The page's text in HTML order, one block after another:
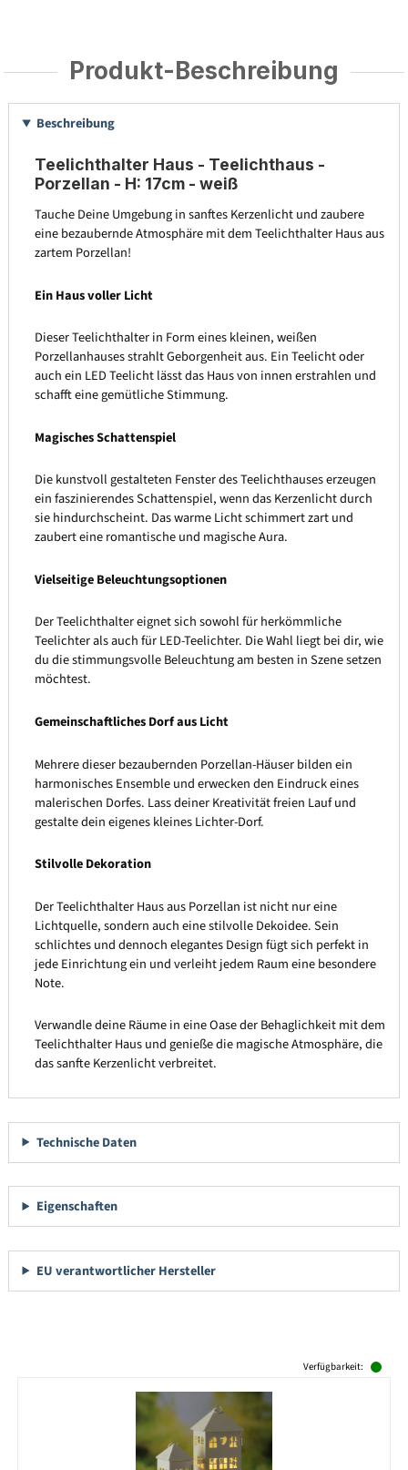
Produkt-Beschreibung
Beschreibung
Teelichthalter Haus - Teelichthaus -
Porzellan - H: 17cm - weiß
Tauche Deine Umgebung in sanftes Kerzenlicht und zaubere
eine bezaubernde Atmosphäre mit dem Teelichthalter Haus aus
zartem Porzellan!
Ein Haus voller Licht
Dieser Teelichthalter in Form eines kleinen, weißen
Porzellanhauses strahlt Geborgenheit aus. Ein Teelicht oder
auch ein LED Teelicht lässt das Haus von innen erstrahlen und
schafft eine gemütliche Stimmung.
Magisches Schattenspiel
Die kunstvoll gestalteten Fenster des Teelichthauses erzeugen
ein faszinierendes Schattenspiel, wenn das Kerzenlicht durch
sie hindurchscheint. Das warme Licht schimmert zart und
zaubert eine romantische und magische Aura.
Vielseitige Beleuchtungsoptionen
Der Teelichthalter eignet sich sowohl für herkömmliche
Teelichter als auch für LED-Teelichter. Die Wahl liegt bei dir, wie
du die stimmungsvolle Beleuchtung am besten in Szene setzen
möchtest.
Gemeinschaftliches Dorf aus Licht
Mehrere dieser bezaubernden Porzellan-Häuser bilden ein
harmonisches Ensemble und erwecken den Eindruck eines
malerischen Dorfes. Lass deiner Kreativität freien Lauf und
gestalte dein eigenes kleines Lichter-Dorf.
Stilvolle Dekoration
Der Teelichthalter Haus aus Porzellan ist nicht nur eine
Lichtquelle, sondern auch eine stilvolle Dekoidee. Sein
schlichtes und dennoch elegantes Design fügt sich perfekt in
jede Einrichtung ein und verleiht jedem Raum eine besondere
Note.
Verwandle deine Räume in eine Oase der Behaglichkeit mit dem
Teelichthalter Haus und genieße die magische Atmosphäre, die
das sanfte Kerzenlicht verbreitet.
Technische Daten
Eigenschaften
EU verantwortlicher Hersteller
Verfügbarkeit: